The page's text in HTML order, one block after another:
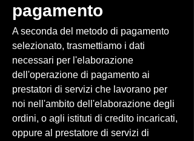
pagamento
A seconda del metodo di pagamento
selezionato, trasmettiamo i dati
necessari per l'elaborazione
dell'operazione di pagamento ai
prestatori di servizi che lavorano per
noi nell'ambito dell'elaborazione degli
ordini, o agli istituti di credito incaricati,
oppure al prestatore di servizi di